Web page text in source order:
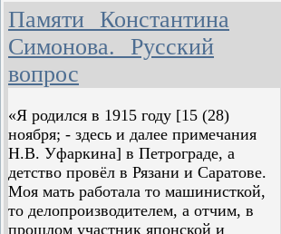
крупных лесных государственных
полос в степных и лесостепных
районах общей протяженностью
свыше 5300 километров.
Несостоятельность
апологии ревизионизма
(ответ на "Апологию
Хрущева" А.А.
Пригарина)
Олег Сулейманов
В статье «Апология Хрущева»
руководитель РКП-КПСС тов.
Памяти Константина
Симонова. Русский
вопрос
«Я родился в 1915 году [15 (28)
ноября; - здесь и далее примечания
Н.В. Уфаркина] в Петрограде, а
детство провёл в Рязани и Саратове.
Моя мать работала то машинисткой,
то делопроизводителем, а отчим, в
прошлом участник японской и